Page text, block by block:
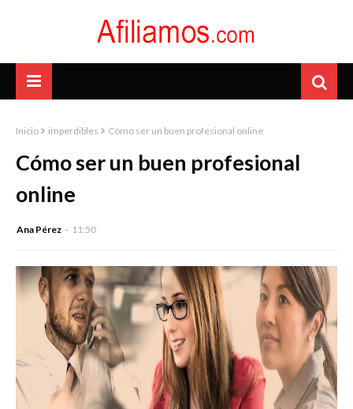
Inicio imperdibles Cómo ser un buen profesional online
Cómo ser un buen profesional
online
Ana Pérez 11:50